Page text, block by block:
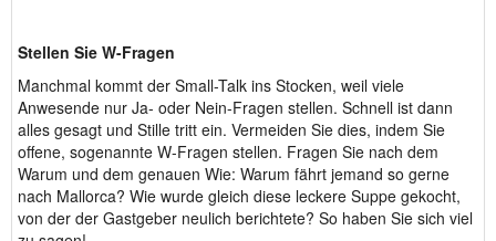
Stellen Sie W-Fragen
Manchmal kommt der Small-Talk ins Stocken, weil viele
Anwesende nur Ja- oder Nein-Fragen stellen. Schnell ist dann
alles gesagt und Stille tritt ein. Vermeiden Sie dies, indem Sie
offene, sogenannte W-Fragen stellen. Fragen Sie nach dem
Warum und dem genauen Wie: Warum fährt jemand so gerne
nach Mallorca? Wie wurde gleich diese leckere Suppe gekocht,
von der der Gastgeber neulich berichtete? So haben Sie sich viel